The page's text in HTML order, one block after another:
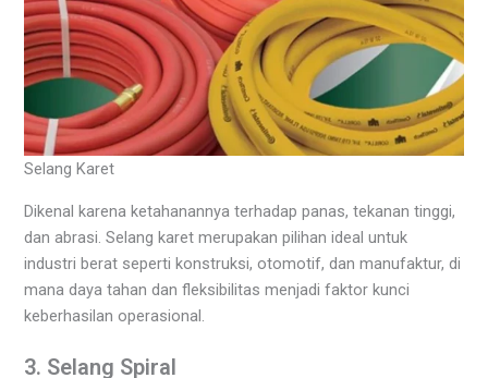
Selang Karet
Dikenal karena ketahanannya terhadap panas, tekanan tinggi,
dan abrasi. Selang karet merupakan pilihan ideal untuk
industri berat seperti konstruksi, otomotif, dan manufaktur, di
mana daya tahan dan fleksibilitas menjadi faktor kunci
keberhasilan operasional.
3. Selang Spiral